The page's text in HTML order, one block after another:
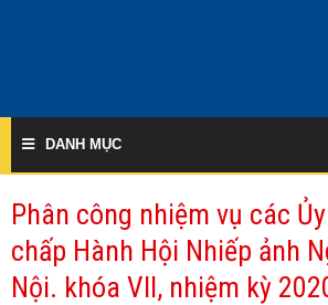
DANH MỤC
Phân công nhiệm vụ các
chấp Hành Hội Nhiếp ảnh
Nội. khóa VII, nhiệm kỳ